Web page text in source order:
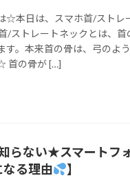
☆本日は、スマホ首/ストレ
/ストレートネックとは、首
す。本来首の骨は、弓のよ
首の骨が […]
知らない★スマートフ
る理由
】